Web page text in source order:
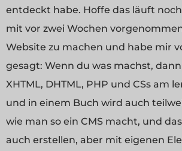
entdeckt habe. Hoffe das läuft
mit vor zwei Wochen
Website zu machen und habe mir
gesagt: Wenn du was machst,
XHTML, DHTML, PHP und CSs am
und in einem Buch wird auch
wie man so ein CMS macht, und
auch erstellen, aber mit eigenen